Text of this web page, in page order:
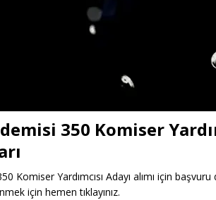
350 Komiser
Komiser Yardımcısı Adayı alımı için
için hemen tıklayınız.